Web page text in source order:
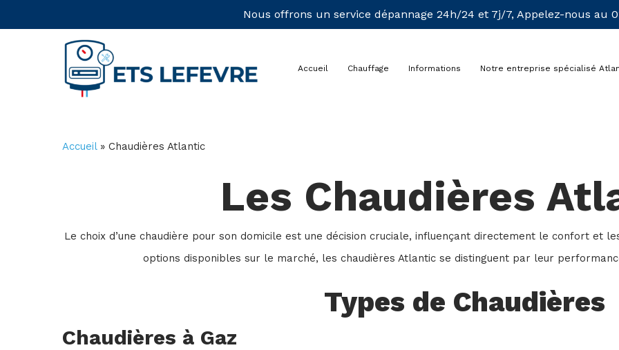
to
Nous offrons un service dépannage 24h/24 et 7j/7, Appelez-nous au
Accueil Chauffage Informations Notre entreprise spécialisé
Accueil» Chaudières Atlantic
Les Chaudières
Le choix d’une chaudière pour son domicile est une décision cruciale, influençant directement le confort et
options disponibles sur le marché, les chaudières Atlantic se distinguent par leur
Types de Chaudières
Chaudières à Gaz